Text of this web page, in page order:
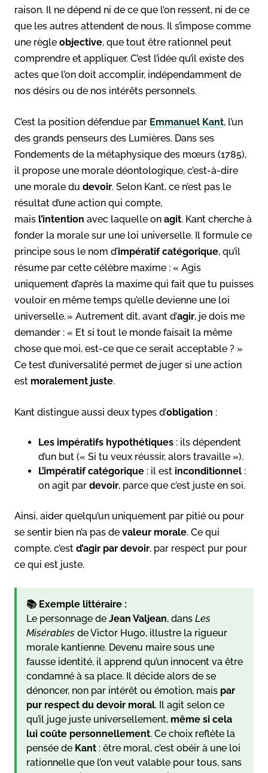
raison. Il ne dépend ni de ce que l’on ressent, ni de ce
que les autres attendent de nous. Il s’impose comme
une règle objective, que tout être rationnel peut
comprendre et appliquer. C’est l’idée qu’il existe des
actes que l’on doit accomplir, indépendamment de
nos désirs ou de nos intérêts personnels.
C’est la position défendue par Emmanuel Kant, l’un
des grands penseurs des Lumières. Dans ses
Fondements de la métaphysique des mœurs (1785),
il propose une morale déontologique, c’est-à-dire
une morale du devoir. Selon Kant, ce n’est pas le
résultat d’une action qui compte,
mais l’intention avec laquelle on agit. Kant cherche à
fonder la morale sur une loi universelle. Il formule ce
principe sous le nom d’impératif catégorique, qu’il
résume par cette célèbre maxime : « Agis
uniquement d’après la maxime qui fait que tu puisses
vouloir en même temps qu’elle devienne une loi
universelle. » Autrement dit, avant d’agir, je dois me
demander : « Et si tout le monde faisait la même
chose que moi, est-ce que ce serait acceptable ? »
Ce test d’universalité permet de juger si une action
est moralement juste.
Kant distingue aussi deux types d’obligation :
Les impératifs hypothétiques : ils dépendent
d’un but (« Si tu veux réussir, alors travaille »).
L’impératif catégorique : il est inconditionnel :
on agit par devoir, parce que c’est juste en soi.
Ainsi, aider quelqu’un uniquement par pitié ou pour
se sentir bien n’a pas de valeur morale. Ce qui
compte, c’est d’agir par devoir, par respect pur pour
ce qui est juste.
📚 Exemple littéraire :
Le personnage de Jean Valjean, dans Les
Misérables de Victor Hugo, illustre la rigueur
morale kantienne. Devenu maire sous une
fausse identité, il apprend qu’un innocent va être
condamné à sa place. Il décide alors de se
dénoncer, non par intérêt ou émotion, mais par
pur respect du devoir moral. Il agit selon ce
qu’il juge juste universellement, même si cela
lui coûte personnellement. Ce choix reflète la
pensée de Kant : être moral, c’est obéir à une loi
rationnelle que l’on veut valable pour tous, sans